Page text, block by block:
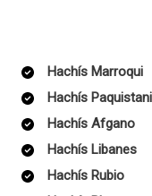
Hachís Marroqui
Hachís Paquistani
Hachís Afgano
Hachís Libanes
Hachís Rubio